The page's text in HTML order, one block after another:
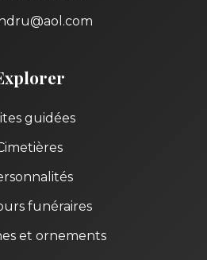
guidées
funéraires
et ornements